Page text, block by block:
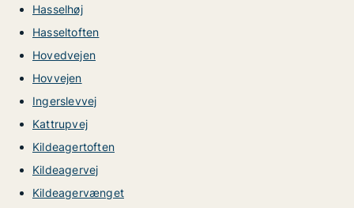
Hasselhøj
Hasseltoften
Hovedvejen
Hovvejen
Ingerslevvej
Kattrupvej
Kildeagertoften
Kildeagervej
Kildeagervænget